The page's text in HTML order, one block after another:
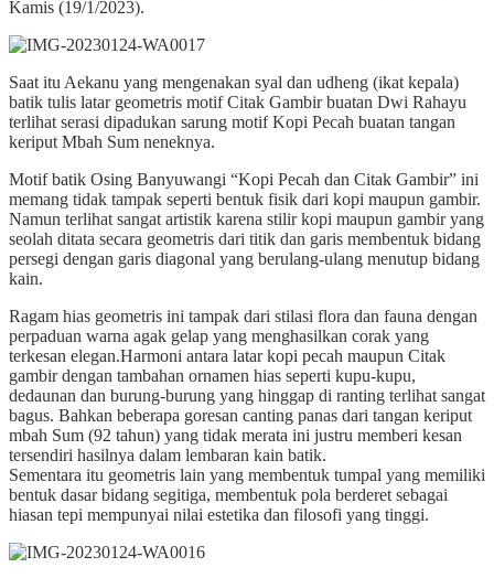
Kamis (19/1/2023).
Saat itu Aekanu yang mengenakan syal dan udheng (ikat kepala)
batik tulis latar geometris motif Citak Gambir buatan Dwi Rahayu
terlihat serasi dipadukan sarung motif Kopi Pecah buatan tangan
keriput Mbah Sum neneknya.
Motif batik Osing Banyuwangi “Kopi Pecah dan Citak Gambir” ini
memang tidak tampak seperti bentuk fisik dari kopi maupun gambir.
Namun terlihat sangat artistik karena stilir kopi maupun gambir yang
seolah ditata secara geometris dari titik dan garis membentuk bidang
persegi dengan garis diagonal yang berulang-ulang menutup bidang
kain.
Ragam hias geometris ini tampak dari stilasi flora dan fauna dengan
perpaduan warna agak gelap yang menghasilkan corak yang
terkesan elegan.Harmoni antara latar kopi pecah maupun Citak
gambir dengan tambahan ornamen hias seperti kupu-kupu,
dedaunan dan burung-burung yang hinggap di ranting terlihat sangat
bagus. Bahkan beberapa goresan canting panas dari tangan keriput
mbah Sum (92 tahun) yang tidak merata ini justru memberi kesan
tersendiri hasilnya dalam lembaran kain batik.
Sementara itu geometris lain yang membentuk tumpal yang memiliki
bentuk dasar bidang segitiga, membentuk pola berderet sebagai
hiasan tepi mempunyai nilai estetika dan filosofi yang tinggi.